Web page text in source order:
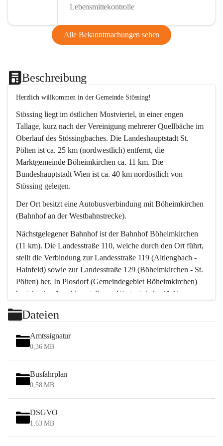
Lebensmittekontrolle
Alle Bekanntmachungen sehen
Beschreibung
Herzlich willkommen in der Gemeinde Stössing!
Stössing liegt im östlichen Mostviertel, in einer engen
Tallage, kurz nach der Vereinigung mehrerer Quellbäche im
Oberlauf des Stössingbaches. Die Landeshauptstadt St.
Pölten ist ca. 25 km (nordwestlich) entfernt, die
Marktgemeinde Böheimkirchen ca. 11 km. Die
Bundeshauptstadt Wien ist ca. 40 km nordöstlich von
Stössing gelegen.
Der Ort besitzt eine Autobusverbindung mit Böheimkirchen
(Bahnhof an der Westbahnstrecke).
Nächstgelegener Bahnhof ist der Bahnhof Böheimkirchen
(11 km). Die Landesstraße 110, welche durch den Ort führt,
stellt die Verbindung zur Landesstraße 119 (Altlengbach -
Hainfeld) sowie zur Landesstraße 129 (Böheimkirchen - St.
Pölten) her. In Plosdorf (Gemeindegebiet Böheimkirchen)
besteht eine Anschlussstelle zur Westautobahn (A 1).
Wien erreicht man in ca. 45 Minuten.
Stössing zählt noch zum Naherholungsraum Wien sowie
zum Naherholungsraum St. Pölten. Viele Bauernhöfe hatten
„ihre Wiener“. Seit 1960 bauten viele Wiener
Wochenendhäuser im Gemeindegebiet. Wegen des
waldreichen Jagdgebietes haben viele Jagdpächter ihre
Das Wandern ist aus touristischer Sicht die bedeutendste
Tätigkeit. Das hügelige Gebiet mit Wanderwegen durch
Wiesen, Wälder und Obstkulturen lädt dazu ein. Gefördert
Dateien
Amtssignatur
0,36 MB
Busfahrplan
0,58 MB
DSGVO
1,63 MB